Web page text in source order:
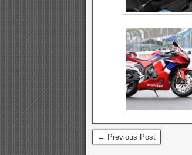
← Previous Post